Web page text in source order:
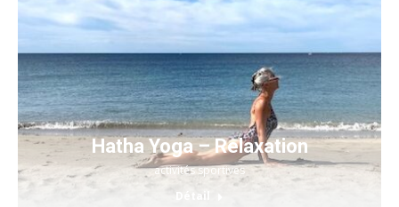
Hatha Yoga – Relaxation
activités sportives
Détail